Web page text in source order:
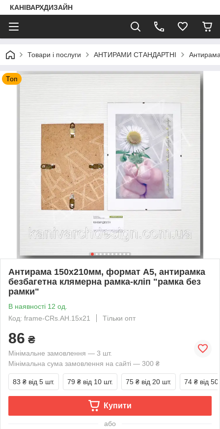
КАНІВАРХДИЗАЙН
Товари і послуги АНТИРАМИ СТАНДАРТНІ
Топ
Антирама 150х210мм, формат А5, антирамка
безбагетна клямерна рамка-кліп "рамка без
рамки"
В наявності 12 од.
Код: frame-CRs.AH.15x21
Тільки опт
86 ₴
Мінімальне замовлення — 3 шт.
Мінімальна сума замовлення на сайті — 300 ₴
83 ₴ від 5 шт. 79 ₴ від 10 шт. 75 ₴ від 20 шт. 74 ₴ від
Купити
або